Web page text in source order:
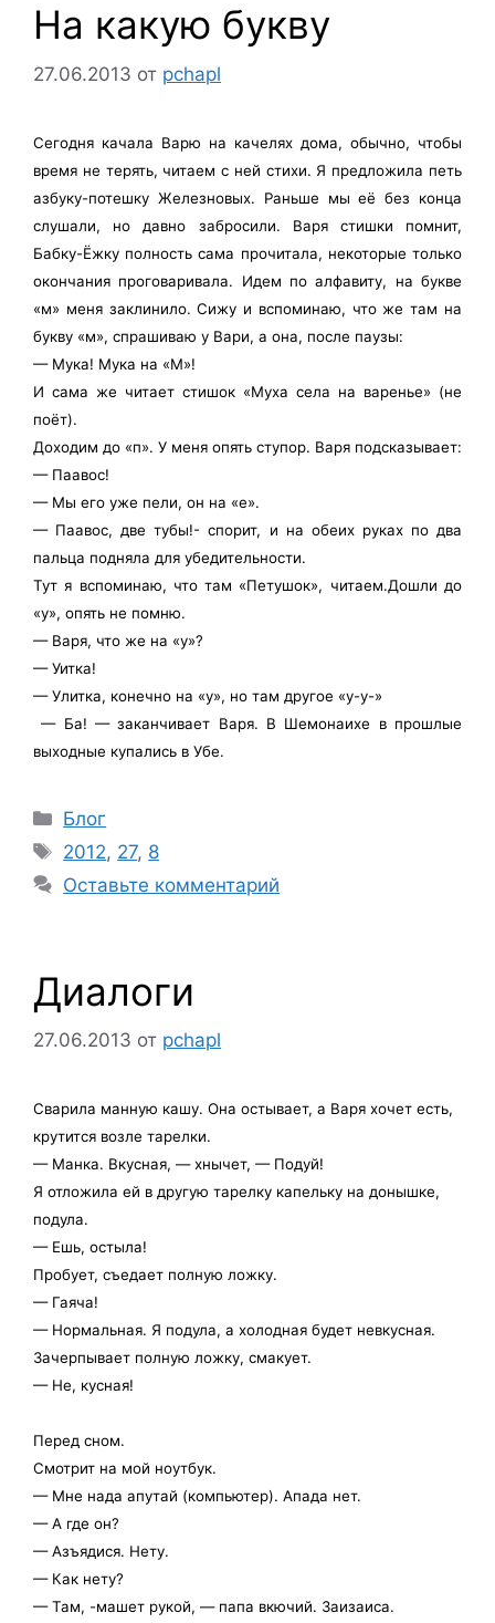
На какую букву
27.06.2013 от pchapl
Сегодня качала Варю на качелях дома, обычно, чтобы
время не терять, читаем с ней стихи. Я предложила петь
азбуку-потешку Железновых. Раньше мы её без конца
слушали, но давно забросили. Варя стишки помнит,
Бабку-Ёжку полность сама прочитала, некоторые только
окончания проговаривала. Идем по алфавиту, на букве
«м» меня заклинило. Сижу и вспоминаю, что же там на
букву «м», спрашиваю у Вари, а она, после паузы:
— Мука! Мука на «М»!
И сама же читает стишок «Муха села на варенье» (не
поёт).
Доходим до «п». У меня опять ступор. Варя подсказывает:
— Паавос!
— Мы его уже пели, он на «е».
— Паавос, две тубы!- спорит, и на обеих руках по два
пальца подняла для убедительности.
Тут я вспоминаю, что там «Петушок», читаем.Дошли до
«у», опять не помню.
— Варя, что же на «у»?
— Уитка!
— Улитка, конечно на «у», но там другое «у-у-»
— Ба! — заканчивает Варя. В Шемонаихе в прошлые
выходные купались в Убе.
Рубрики
Блог
Метки
2012, 27, 8
Оставьте комментарий
Диалоги
27.06.2013 от pchapl
Сварила манную кашу. Она остывает, а Варя хочет есть,
крутится возле тарелки.
— Манка. Вкусная, — хнычет, — Подуй!
Я отложила ей в другую тарелку капельку на донышке,
подула.
— Ешь, остыла!
Пробует, съедает полную ложку.
— Гаяча!
— Нормальная. Я подула, а холодная будет невкусная.
Зачерпывает полную ложку, смакует.
— Не, кусная!
Перед сном.
Смотрит на мой ноутбук.
— Мне нада апутай (компьютер). Апада нет.
— А где он?
— Азъядися. Нету.
— Как нету?
— Там, -машет рукой, — папа вкючий. Заизаиса.